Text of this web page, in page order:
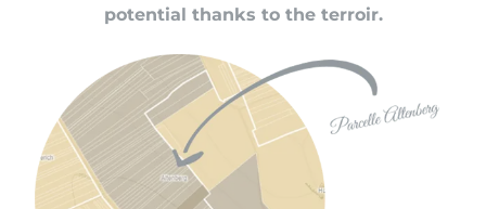
potential thanks to the terroir.